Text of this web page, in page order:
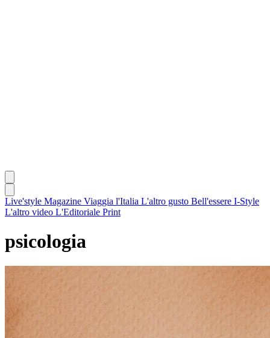
Live'style Magazine Viaggia l'Italia L'altro gusto Bell'essere I-Style
L'altro video L'Editoriale Print
psicologia